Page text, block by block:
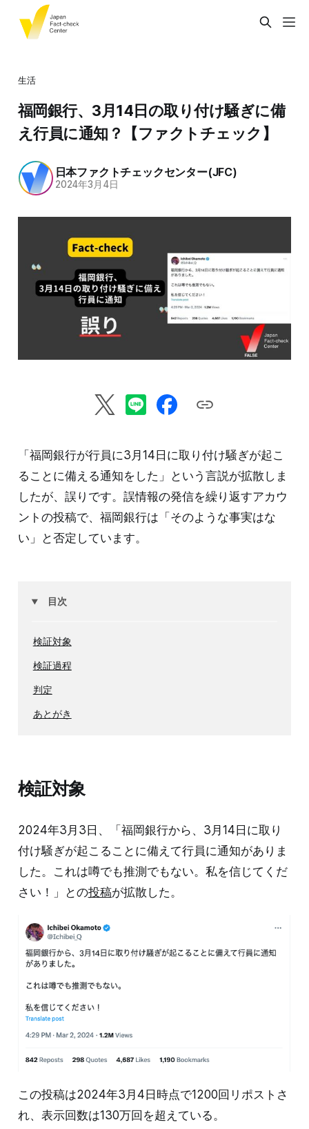
生活
福岡銀行、3月14日の取り付け騒ぎに備
え行員に通知？【ファクトチェック】
日本ファクトチェックセンター(JFC)
2024年3月4日
「福岡銀行が行員に3月14日に取り付け騒ぎが起こ
ることに備える通知をした」という言説が拡散しま
したが、誤りです。誤情報の発信を繰り返すアカウ
ントの投稿で、福岡銀行は「そのような事実はな
い」と否定しています。
目次
検証対象
検証過程
判定
あとがき
検証対象
2024年3月3日、「福岡銀行から、3月14日に取り
付け騒ぎが起こることに備えて行員に通知がありま
した。これは噂でも推測でもない。私を信じてくだ
さい！」との投稿が拡散した。
この投稿は2024年3月4日時点で1200回リポストさ
れ、表示回数は130万回を超えている。